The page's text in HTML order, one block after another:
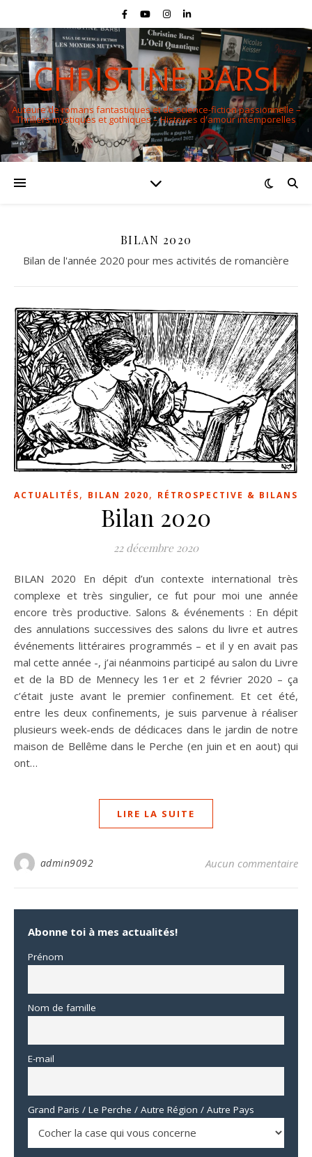
CHRISTINE BARSI
Auteure de romans fantastiques et de science-fiction passionnelle –
Thrillers mystiques et gothiques – Histoires d'amour intemporelles
BILAN 2020
Bilan de l'année 2020 pour mes activités de romancière
ACTUALITÉS, BILAN 2020, RÉTROSPECTIVE & BILANS
Bilan 2020
22 décembre 2020
BILAN 2020 En dépit d’un contexte international très
complexe et très singulier, ce fut pour moi une année
encore très productive. Salons & événements : En dépit
des annulations successives des salons du livre et autres
événements littéraires programmés – et il y en avait pas
mal cette année -, j’ai néanmoins participé au salon du Livre
et de la BD de Mennecy les 1er et 2 février 2020 – ça
c’était juste avant le premier confinement. Et cet été,
entre les deux confinements, je suis parvenue à réaliser
plusieurs week-ends de dédicaces dans le jardin de notre
maison de Bellême dans le Perche (en juin et en aout) qui
ont…
LIRE LA SUITE
admin9092 Aucun commentaire
Abonne toi à mes actualités!
Prénom
Nom de famille
E-mail
Grand Paris / Le Perche / Autre Région / Autre Pays